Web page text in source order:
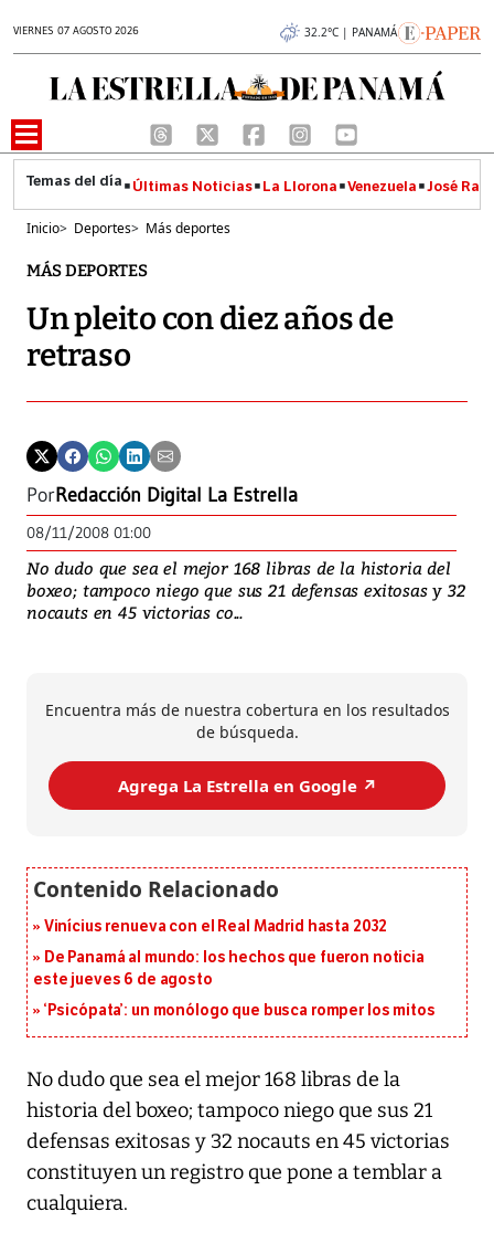
VIERNES 07 AGOSTO 2026 32.2°C | PANAMÁ
Últimas Noticias La Llorona Venezuela José
Inicio> Deportes> Más deportes
MÁS DEPORTES
Un pleito con diez años de
retraso
PorRedacción Digital La Estrella
08/11/2008 01:00
No dudo que sea el mejor 168 libras de la historia del
boxeo; tampoco niego que sus 21 defensas exitosas y 32
nocauts en 45 victorias co...
Encuentra más de nuestra cobertura en los resultados
de búsqueda.
Agrega La Estrella en Google ↗️
Vinícius renueva con el Real Madrid hasta 2032
De Panamá al mundo: los hechos que fueron noticia
este jueves 6 de agosto
‘Psicópata’: un monólogo que busca romper los mitos
No dudo que sea el mejor 168 libras de la
historia del boxeo; tampoco niego que sus 21
defensas exitosas y 32 nocauts en 45 victorias
constituyen un registro que pone a temblar a
cualquiera.